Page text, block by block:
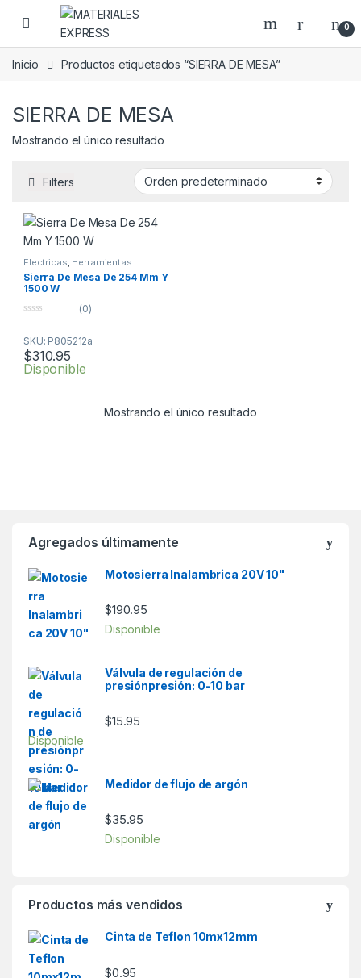
Skip to navigation
Skip to content
0
Inicio Productos etiquetados “SIERRA DE MESA”
SIERRA DE MESA
Mostrando el único resultado
Filters
Electricas, Herramientas
Sierra De Mesa De 254 Mm Y
1500 W
u
t
o
f
(0)
SKU: P805212a
$310.95
Disponible
Mostrando el único resultado
Agregados últimamente
Motosierra Inalambrica 20V 10"
$190.95
Disponible
Válvula de regulación de
presiónpresión: 0-10 bar
$15.95
Disponible
Medidor de flujo de argón
$35.95
Disponible
Productos más vendidos
Cinta de Teflon 10mx12mm
$0.95